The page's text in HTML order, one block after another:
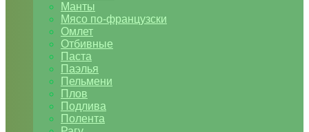
Манты
Мясо по-французски
Омлет
Отбивные
Паста
Паэлья
Пельмени
Плов
Подлива
Полента